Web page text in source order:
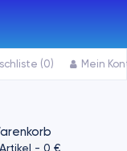
(0) Mein
- 0 €